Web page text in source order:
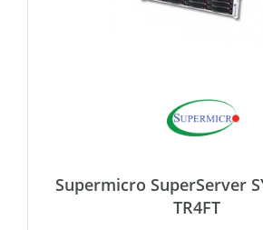
Supermicro SuperServer
TR4FT